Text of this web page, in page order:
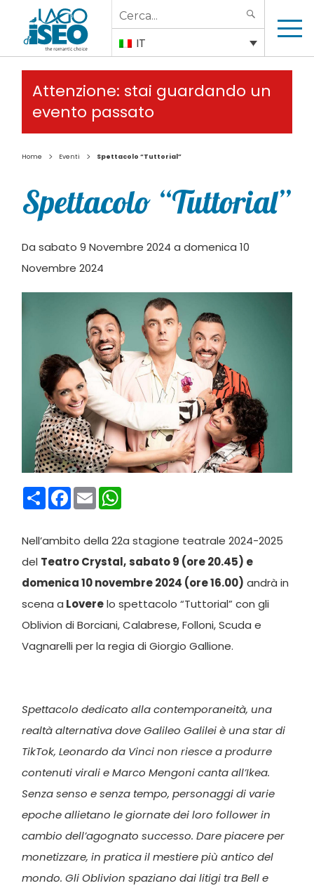
Search
for:
IT
Attenzione: stai guardando un
evento passato
Home > Eventi > Spettacolo “Tuttorial”
Spettacolo “Tuttorial”
Da sabato 9 Novembre 2024 a domenica 10
Novembre 2024
CondividiFacebook
Email
Nell’ambito della 22a stagione teatrale 2024-2025
del Teatro Crystal, sabato 9 (ore 20.45) e
domenica 10 novembre 2024 (ore 16.00) andrà in
scena a Loverelo spettacolo “Tuttorial” con gli
Oblivion di Borciani, Calabrese, Folloni, Scuda e
Vagnarelli per la regia di Giorgio Gallione.
Spettacolo dedicato alla contemporaneità, una
realtà alternativa dove Galileo Galilei è una star di
TikTok, Leonardo da Vinci non riesce a produrre
contenuti virali e Marco Mengoni canta all’Ikea.
Senza senso e senza tempo, personaggi di varie
epoche allietano le giornate dei loro follower in
cambio dell’agognato successo. Dare piacere per
monetizzare, in pratica il mestiere più antico del
mondo. Gli Oblivion spaziano dai litigi tra Bell e